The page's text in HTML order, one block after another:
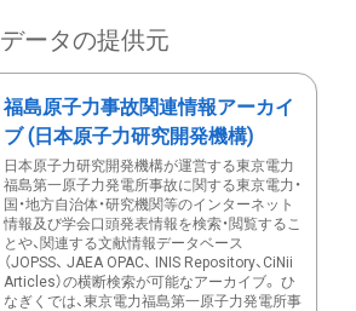
データの提供元
福島原子力事故関連情報アーカイ
ブ (日本原子力研究開発機構)
日本原子力研究開発機構が運営する東京電力
福島第一原子力発電所事故に関する東京電力・
国・地方自治体・研究機関等のインターネット
情報及び学会口頭発表情報を検索・閲覧するこ
とや、関連する文献情報データベース
（JOPSS、 JAEA OPAC、 INIS Repository、CiNii
Articles）の横断検索が可能なアーカイブ。 ひ
なぎくでは、東京電力福島第一原子力発電所事